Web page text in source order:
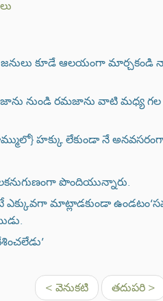
కూడే ఆలయంగా మార్చకండి
నుండి రమజాను వాటి మధ్య గల
హక్కు లేకుండా నే
పొందియున్నారు.
ఎక్కువగా మాట్లాడకుండా
< వెనుకటి తదుపరి >